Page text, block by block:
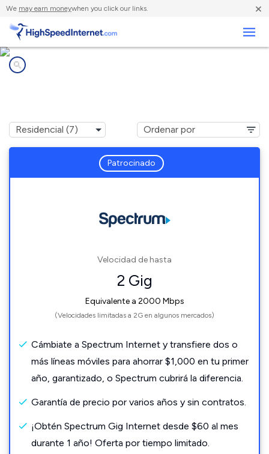
We may earn moneywhen you click our links. ×
Patrocinado
Velocidad de hasta
2 Gig
Equivalente a 2000 Mbps
(Velocidades limitadas a 2G en algunos mercados)
Cámbiate a Spectrum Internet y transfiere dos o
más líneas móviles para ahorrar $1,000 en tu primer
año, garantizado, o Spectrum cubrirá la diferencia.
Garantía de precio por varios años y sin contratos.
¡Obtén Spectrum Gig Internet desde $60 al mes
durante 1 año! Oferta por tiempo limitado.